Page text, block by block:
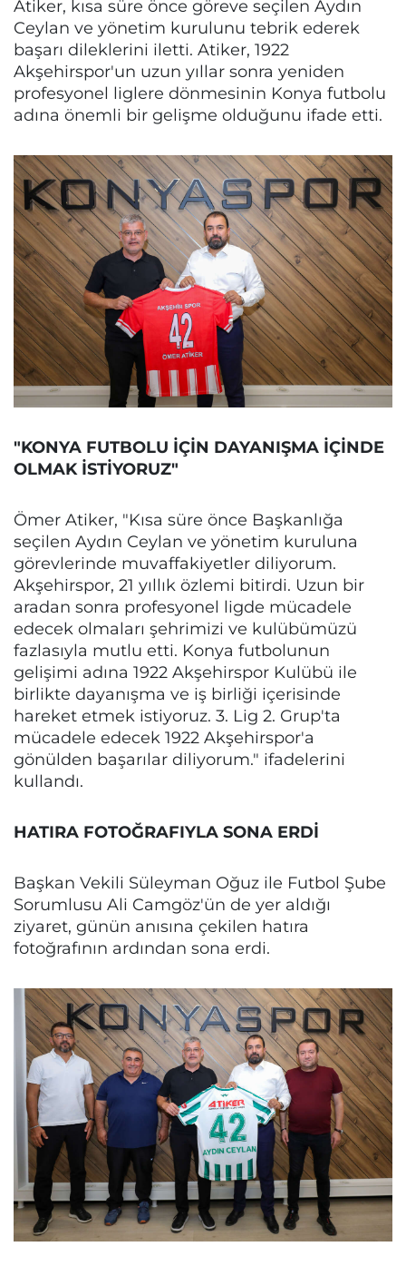
Atiker, kısa süre önce göreve seçilen Aydın
Ceylan ve yönetim kurulunu tebrik ederek
başarı dileklerini iletti. Atiker, 1922
Akşehirspor'un uzun yıllar sonra yeniden
profesyonel liglere dönmesinin Konya futbolu
adına önemli bir gelişme olduğunu ifade etti.
"KONYA FUTBOLU İÇİN DAYANIŞMA İÇİNDE
OLMAK İSTİYORUZ"
Ömer Atiker, "Kısa süre önce Başkanlığa
seçilen Aydın Ceylan ve yönetim kuruluna
görevlerinde muvaffakiyetler diliyorum.
Akşehirspor, 21 yıllık özlemi bitirdi. Uzun bir
aradan sonra profesyonel ligde mücadele
edecek olmaları şehrimizi ve kulübümüzü
fazlasıyla mutlu etti. Konya futbolunun
gelişimi adına 1922 Akşehirspor Kulübü ile
birlikte dayanışma ve iş birliği içerisinde
hareket etmek istiyoruz. 3. Lig 2. Grup'ta
mücadele edecek 1922 Akşehirspor'a
gönülden başarılar diliyorum." ifadelerini
kullandı.
HATIRA FOTOĞRAFIYLA SONA ERDİ
Başkan Vekili Süleyman Oğuz ile Futbol Şube
Sorumlusu Ali Camgöz'ün de yer aldığı
ziyaret, günün anısına çekilen hatıra
fotoğrafının ardından sona erdi.